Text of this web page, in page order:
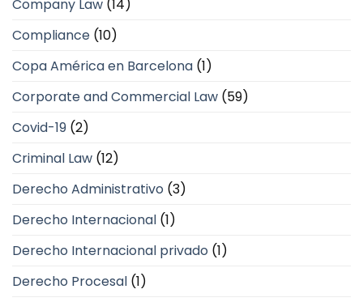
Company Law (14)
Compliance (10)
Copa América en Barcelona (1)
Corporate and Commercial Law (59)
Covid-19 (2)
Criminal Law (12)
Derecho Administrativo (3)
Derecho Internacional (1)
Derecho Internacional privado (1)
Derecho Procesal (1)